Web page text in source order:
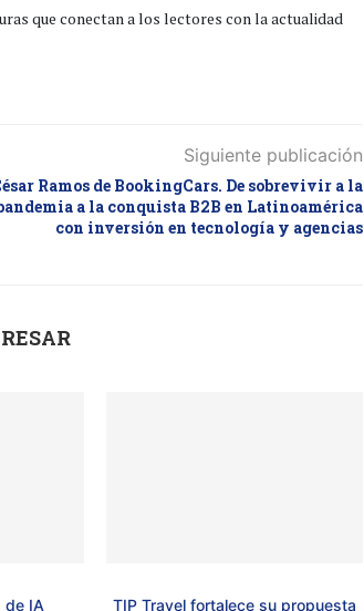
que conectan a los lectores con la actualidad
Siguiente publicación
Ramos de BookingCars. De sobrevivir a la
a la conquista B2B en Latinoamérica
con inversión en tecnología y agencias
de IA TIP Travel fortalece su propuesta